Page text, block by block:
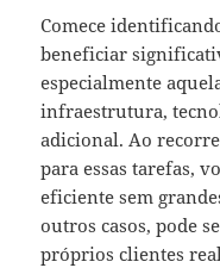
Comece
beneficiar
especialmente
infraestrutura,
adicional. Ao
para essas tarefas,
eficiente sem
outros casos, pode
próprios clientes